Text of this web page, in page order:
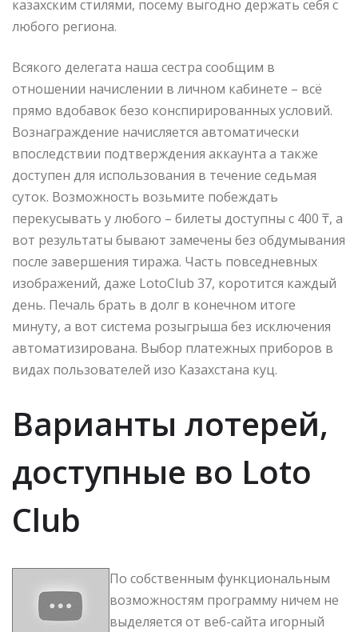
казахским стилями, посему выгодно держать себя с
любого региона.
Всякого делегата наша сестра сообщим в
отношении начислении в личном кабинете – всё
прямо вдобавок безо конспирированных условий.
Вознаграждение начисляется автоматически
впоследствии подтверждения аккаунта а также
доступен для использования в течение седьмая
суток. Возможность возьмите побеждать
перекусывать у любого – билеты доступны с 400 ₸, а
вот результаты бывают замечены без обдумывания
после завершения тиража. Часть повседневных
изображений, даже LotoClub 37, коротится каждый
день. Печаль брать в долг в конечном итоге
минуту, а вот система розыгрыша без исключения
автоматизирована. Выбор платежных приборов в
видах пользователей изо Казахстана куц.
Варианты лотерей,
доступные во Loto
Club
По собственным функциональным
возможностям программу ничем не
выделяется от веб-сайта игорный